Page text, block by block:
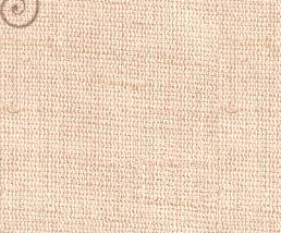
решил остаться
часть своей
принят среди
иллюстрации к
Color of London",
последовали в
1912 году